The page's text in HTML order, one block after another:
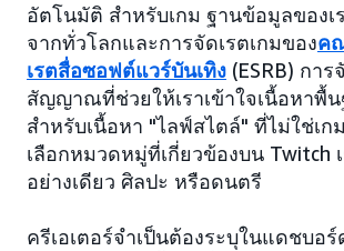
อัตโนมัติ สำหรับเกม ฐานข้อมูลของเ
จากทั่วโลกและการจัดเรตเกมของค
เรตสื่อซอฟต์แวร์บันเทิง (ESRB) การ
สัญญาณที่ช่วยให้เราเข้าใจเนื้อหาพื้
สำหรับเนื้อหา "ไลฟ์สไตล์" ที่ไม่ใช่เก
เลือกหมวดหมู่ที่เกี่ยวข้องบน Twitch
อย่างเดียว ศิลปะ หรือดนตรี
ครีเอเตอร์จำเป็นต้องระบุในแดชบอร์